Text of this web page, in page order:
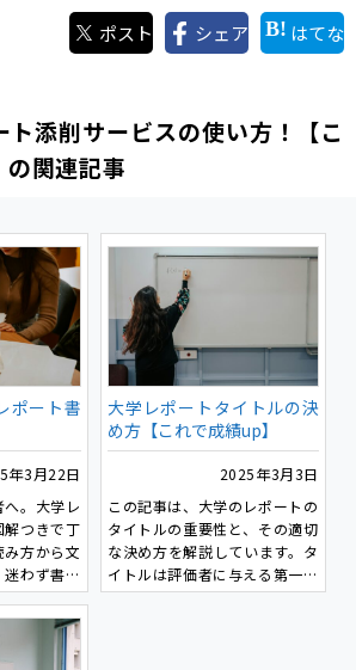
んにレポー
用するメリ
正直にお話
ぜひ、最後
。
いることと思います。
「手のひら芸大」での学び、楽
京都芸術大学での学びの特徴
と、プレミアム・コンシェルジ
ュから特別なご提案がありま
用いただける特別な特典のお知
らせもあります。
ぜひ最後まで読んでください。
ポスト シェア はてな
ト添削サービスの使い方！【こ
関連記事
ポート書
年3月22日
。大学レ
解つきで丁
方から文
わず書け
大学レポートタイトルの決
め方【これで成績up】
2025年3月3日
この記事は、大学のレポートの
タイトルの重要性と、その適切
な決め方を解説しています。タ
イトルは評価者に与える第一印
象を決定し、適切なものを設定